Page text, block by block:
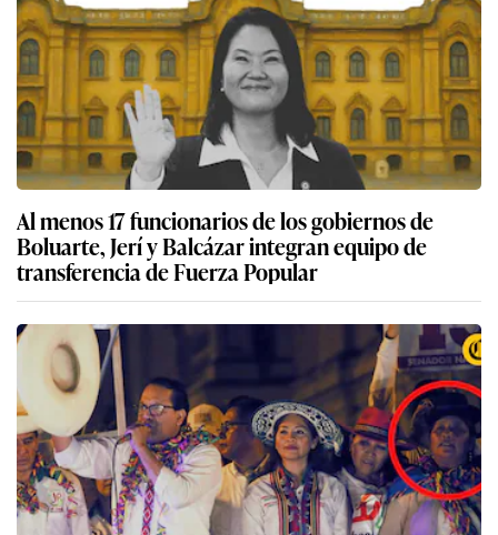
Al menos 17 funcionarios de los gobiernos de
Boluarte, Jerí y Balcázar integran equipo de
transferencia de Fuerza Popular